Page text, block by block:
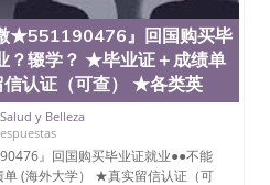
★551190476』回国购买毕
？辍学？ ★毕业证＋成绩单
认证（可查） ★各类英
Salud y Belleza
』回国购买毕业证就业●●不能
(海外大学） ★真实留信认证（可